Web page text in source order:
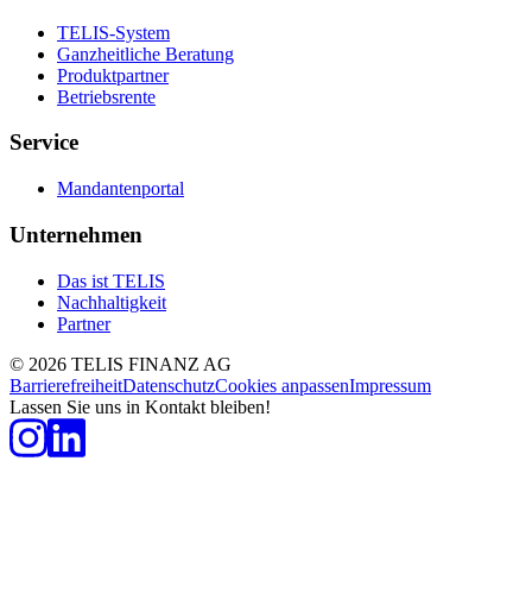
TELIS-System
Ganzheitliche Beratung
Produktpartner
Betriebsrente
Service
Mandantenportal
Unternehmen
Das ist TELIS
Nachhaltigkeit
Partner
© 2026 TELIS FINANZ AG
BarrierefreiheitDatenschutzCookies anpassenImpressum
Lassen Sie uns in Kontakt bleiben!